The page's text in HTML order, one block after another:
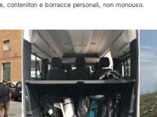
contenitori e borracce personali, non monouso.